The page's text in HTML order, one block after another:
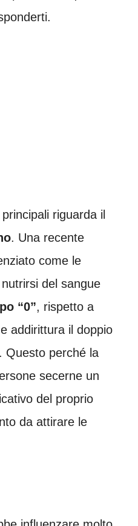
riguarda il
. Una recente
come le
del sangue
“0”, rispetto a
addirittura il doppio
Questo perché la
secerne un
del proprio
da attirare le